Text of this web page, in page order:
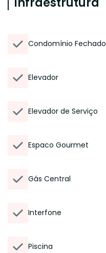
Condomínio Fechado
Elevador
Elevador de Serviço
Espaco Gourmet
Gás Central
Interfone
Piscina